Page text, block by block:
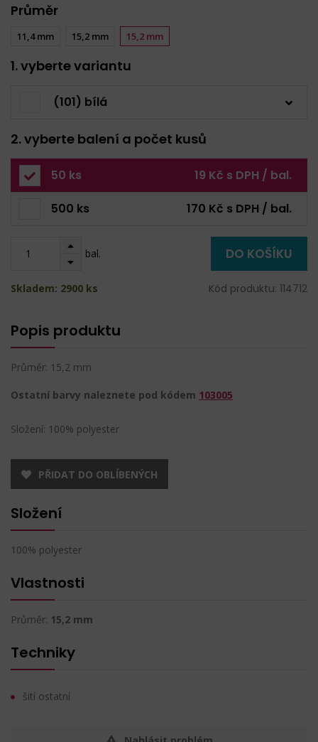
Průměr
11,4 mm 15,2 mm 15,2 mm
1. vyberte variantu
(101) bílá
2. vyberte balení a počet kusů
50 ks 19 Kč s DPH / bal.
500 ks 170 Kč s DPH / bal.
bal. DO KOŠÍKU
Skladem: 2900 ks Kód produktu: 114712
Popis produktu
Průměr: 15,2 mm
Ostatní barvy naleznete pod kódem 103005
Složení: 100% polyester
PŘIDAT DO OBLÍBENÝCH
Složení
100% polyester
Vlastnosti
Průměr: 15,2 mm
Techniky
šití ostatní